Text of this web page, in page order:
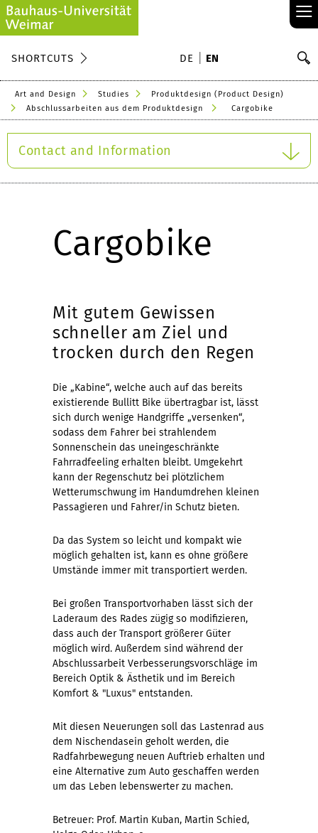
≡
SHORTCUTS DE EN
Art and Design Studies
Produktdesign (Product Design)
Abschlussarbeiten aus dem Produktdesign
Cargobike
Contact and Information
Cargobike
Mit gutem Gewissen
schneller am Ziel und
trocken durch den Regen
Die „Kabine“, welche auch auf das bereits
existierende Bullitt Bike übertragbar ist, lässt
sich durch wenige Handgriffe „versenken“,
sodass dem Fahrer bei strahlendem
Sonnenschein das uneingeschränkte
Fahrradfeeling erhalten bleibt. Umgekehrt
kann der Regenschutz bei plötzlichem
Wetterumschwung im Handumdrehen kleinen
Passagieren und Fahrer/in Schutz bieten.
Da das System so leicht und kompakt wie
möglich gehalten ist, kann es ohne größere
Umstände immer mit transportiert werden.
Bei großen Transportvorhaben lässt sich der
Laderaum des Rades zügig so modifizieren,
dass auch der Transport größerer Güter
möglich wird. Außerdem sind während der
Abschlussarbeit Verbesserungsvorschläge im
Bereich Optik & Ästhetik und im Bereich
Komfort & "Luxus" entstanden.
Mit diesen Neuerungen soll das Lastenrad aus
dem Nischendasein geholt werden, die
Radfahrbewegung neuen Auftrieb erhalten und
eine Alternative zum Auto geschaffen werden
um das Leben lebenswerter zu machen.
Betreuer: Prof. Martin Kuban, Martin Schied,